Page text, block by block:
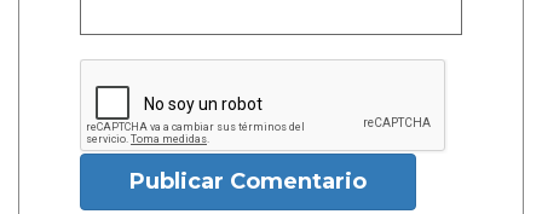
Publicar Comentario